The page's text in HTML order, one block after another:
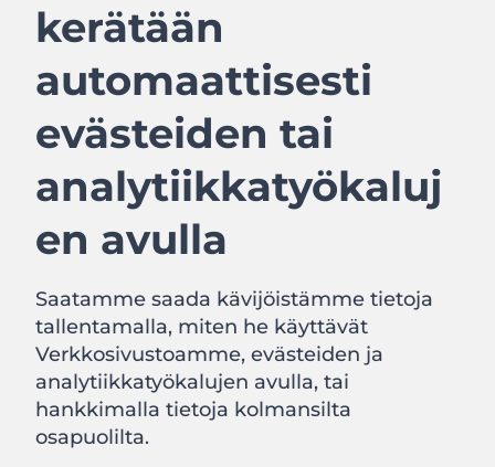
kerätään
automaattisesti
evästeiden tai
analytiikkatyökaluj
en avulla
Saatamme saada kävijöistämme tietoja
tallentamalla, miten he käyttävät
Verkkosivustoamme, evästeiden ja
analytiikkatyökalujen avulla, tai
hankkimalla tietoja kolmansilta
osapuolilta.